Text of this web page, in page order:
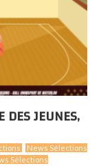
DES JEUNES,
News Sélections
Sélections